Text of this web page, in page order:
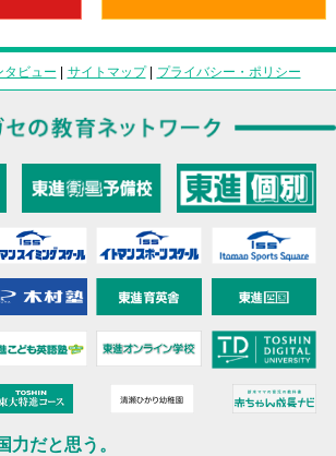
タビュー サイトマップ| プライバシー・ポリシー
力だと思う。